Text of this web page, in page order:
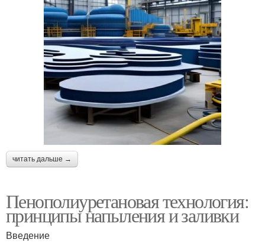
читать дальше →
Пенополиуретановая технология:
принципы напыления и заливки
Введение